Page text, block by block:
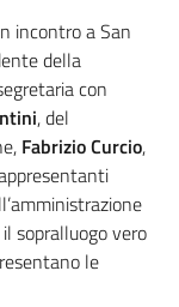
incontro a San
della
con
, del
Fabrizio Curcio,
sopralluogo vero
le